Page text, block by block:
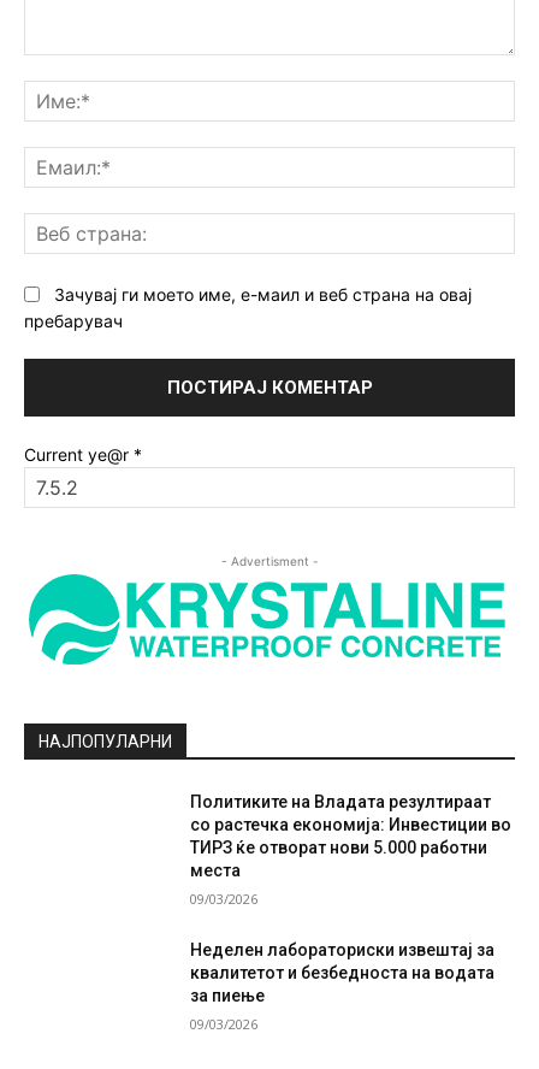
Зачувај ги моето име, е-маил и веб страна на овај
пребарувач
Current ye@r *
- Advertisment -
НАЈПОПУЛАРНИ
Политиките на Владата резултираат
со растечка економија: Инвестиции во
ТИРЗ ќе отворат нови 5.000 работни
места
09/03/2026
Неделен лабораториски извештај за
квалитетот и безбедноста на водата
за пиење
09/03/2026